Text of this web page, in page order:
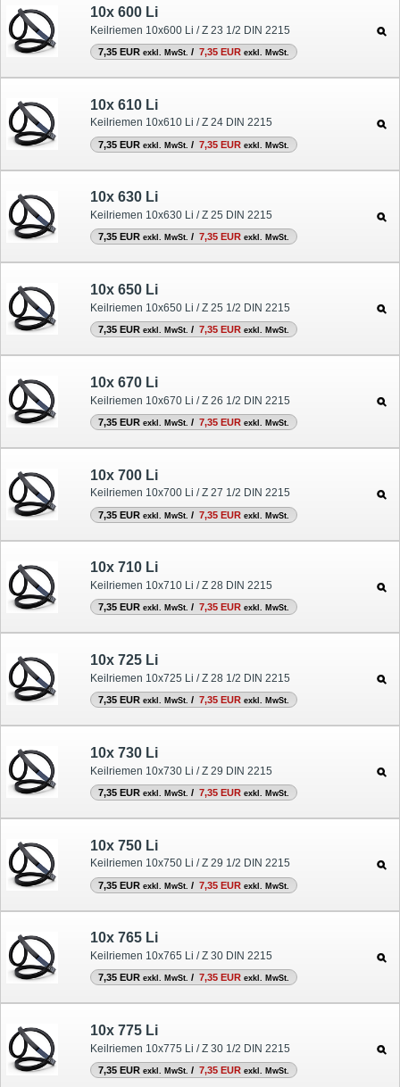
10x 600 Li
Keilriemen 10x600 Li / Z 23 1/2 DIN 2215
7,35 EUR exkl. MwSt. / 7,35 EUR exkl. MwSt.
10x 610 Li
Keilriemen 10x610 Li / Z 24 DIN 2215
7,35 EUR exkl. MwSt. / 7,35 EUR exkl. MwSt.
10x 630 Li
Keilriemen 10x630 Li / Z 25 DIN 2215
7,35 EUR exkl. MwSt. / 7,35 EUR exkl. MwSt.
10x 650 Li
Keilriemen 10x650 Li / Z 25 1/2 DIN 2215
7,35 EUR exkl. MwSt. / 7,35 EUR exkl. MwSt.
10x 670 Li
Keilriemen 10x670 Li / Z 26 1/2 DIN 2215
7,35 EUR exkl. MwSt. / 7,35 EUR exkl. MwSt.
10x 700 Li
Keilriemen 10x700 Li / Z 27 1/2 DIN 2215
7,35 EUR exkl. MwSt. / 7,35 EUR exkl. MwSt.
10x 710 Li
Keilriemen 10x710 Li / Z 28 DIN 2215
7,35 EUR exkl. MwSt. / 7,35 EUR exkl. MwSt.
10x 725 Li
Keilriemen 10x725 Li / Z 28 1/2 DIN 2215
7,35 EUR exkl. MwSt. / 7,35 EUR exkl. MwSt.
10x 730 Li
Keilriemen 10x730 Li / Z 29 DIN 2215
7,35 EUR exkl. MwSt. / 7,35 EUR exkl. MwSt.
10x 750 Li
Keilriemen 10x750 Li / Z 29 1/2 DIN 2215
7,35 EUR exkl. MwSt. / 7,35 EUR exkl. MwSt.
10x 765 Li
Keilriemen 10x765 Li / Z 30 DIN 2215
7,35 EUR exkl. MwSt. / 7,35 EUR exkl. MwSt.
10x 775 Li
Keilriemen 10x775 Li / Z 30 1/2 DIN 2215
7,35 EUR exkl. MwSt. / 7,35 EUR exkl. MwSt.